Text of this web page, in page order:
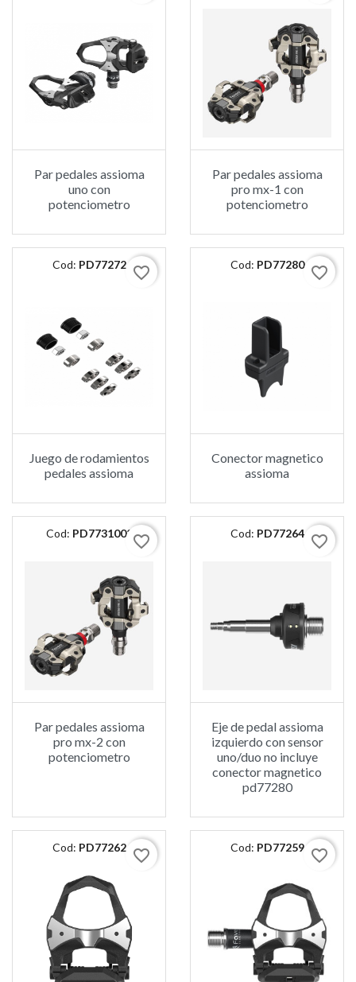
Par pedales assioma
uno con
potenciometro
Par pedales assioma
pro mx-1 con
potenciometro
Cod: PD77272 favorite_border
Juego de rodamientos
pedales assioma
Cod: PD77280 favorite_border
Conector magnetico
assioma
Cod: PD7731002 favorite_border
Par pedales assioma
pro mx-2 con
potenciometro
Cod: PD77264 favorite_border
Eje de pedal assioma
izquierdo con sensor
uno/duo no incluye
conector magnetico
pd77280
Cod: PD77262 favorite_border Cod: PD77259 favorite_border